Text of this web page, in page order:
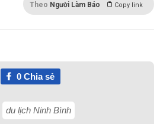
Theo Người Làm Báo Copy link
0Chia sẻ
du lịch Ninh Bình